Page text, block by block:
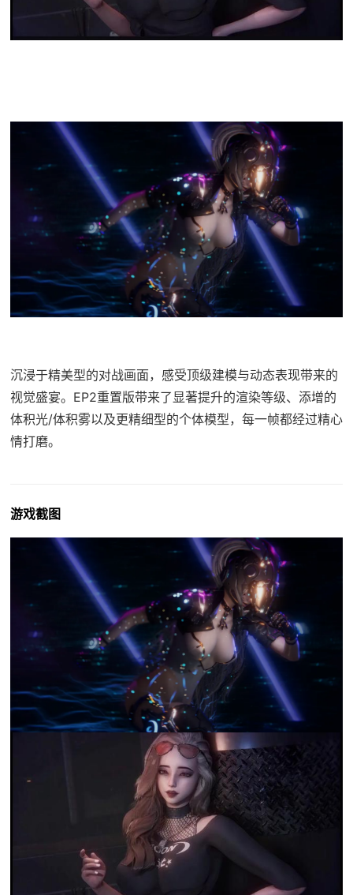
沉浸于精美型的对战画面，感受顶级建模与动态表现带来的
视觉盛宴。EP2重置版带来了显著提升的渲染等级、添增的
体积光/体积雾以及更精细型的个体模型，每一帧都经过精心
情打磨。
游戏截图